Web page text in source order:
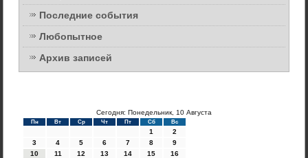
Последние события
Любопытное
Архив записей
Сегодня: Понедельник, 10 Августа
Пн Вт Ср Чт Пт Сб Вс
1
2
3
4 5 6 7 8
9
10
11 12 13 14 15
16